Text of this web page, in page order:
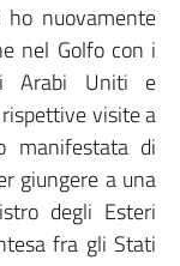
ho nuovamente
nel Golfo con i
Arabi Uniti e
rispettive visite a
manifestata di
giungere a una
degli Esteri
fra gli Stati